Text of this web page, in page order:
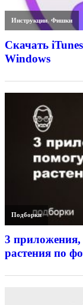
Инструкции,Фишки
Скачать
Windows
Подборки
3 приложения,
растения по